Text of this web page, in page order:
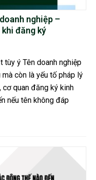
nghiệp –
đăng ký
tùy ý Tên doanh nghiệp
mà còn là yếu tố pháp lý
cơ quan đăng ký kinh
nếu tên không đáp